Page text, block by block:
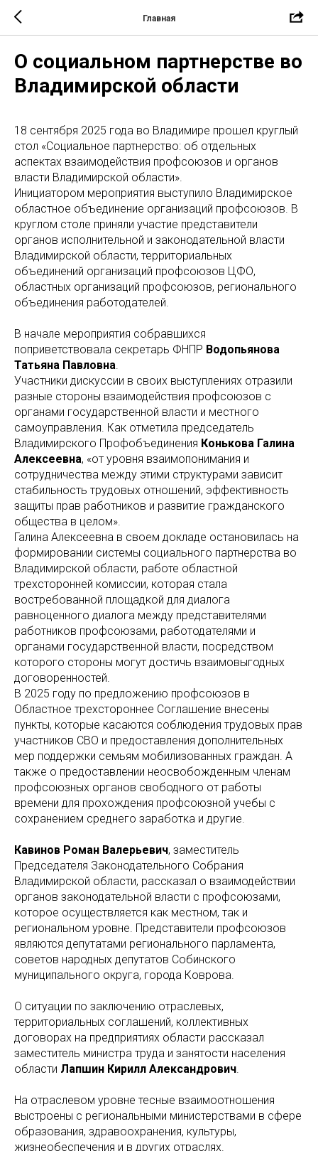
Главная
О социальном партнерстве во
Владимирской области
18 сентября 2025 года во Владимире прошел круглый
стол «Социальное партнерство: об отдельных
аспектах взаимодействия профсоюзов и органов
власти Владимирской области».
Инициатором мероприятия выступило Владимирское
областное объединение организаций профсоюзов. В
круглом столе приняли участие представители
органов исполнительной и законодательной власти
Владимирской области, территориальных
объединений организаций профсоюзов ЦФО,
областных организаций профсоюзов, регионального
объединения работодателей.
В начале мероприятия собравшихся
поприветствовала секретарь ФНПР Водопьянова
Татьяна Павловна.
Участники дискуссии в своих выступлениях отразили
разные стороны взаимодействия профсоюзов с
органами государственной власти и местного
самоуправления. Как отметила председатель
Владимирского Профобъединения Конькова Галина
Алексеевна, «от уровня взаимопонимания и
сотрудничества между этими структурами зависит
стабильность трудовых отношений, эффективность
защиты прав работников и развитие гражданского
общества в целом».
Галина Алексеевна в своем докладе остановилась на
формировании системы социального партнерства во
Владимирской области, работе областной
трехсторонней комиссии, которая стала
востребованной площадкой для диалога
равноценного диалога между представителями
работников профсоюзами, работодателями и
органами государственной власти, посредством
которого стороны могут достичь взаимовыгодных
договоренностей.
В 2025 году по предложению профсоюзов в
Областное трехстороннее Соглашение внесены
пункты, которые касаются соблюдения трудовых прав
участников СВО и предоставления дополнительных
мер поддержки семьям мобилизованных граждан. А
также о предоставлении неосвобожденным членам
профсоюзных органов свободного от работы
времени для прохождения профсоюзной учебы с
сохранением среднего заработка и другие.
Кавинов Роман Валерьевич, заместитель
Председателя Законодательного Собрания
Владимирской области, рассказал о взаимодействии
органов законодательной власти с профсоюзами,
которое осуществляется как местном, так и
региональном уровне. Представители профсоюзов
являются депутатами регионального парламента,
советов народных депутатов Собинского
муниципального округа, города Коврова.
О ситуации по заключению отраслевых,
территориальных соглашений, коллективных
договорах на предприятиях области рассказал
заместитель министра труда и занятости населения
области Лапшин Кирилл Александрович.
На отраслевом уровне тесные взаимоотношения
выстроены с региональными министерствами в сфере
образования, здравоохранения, культуры,
жизнеобеспечения и в других отраслях.